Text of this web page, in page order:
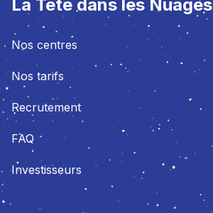
La Tête dans les Nuages
Nos centres
Nos tarifs
Recrutement
FAQ
Investisseurs